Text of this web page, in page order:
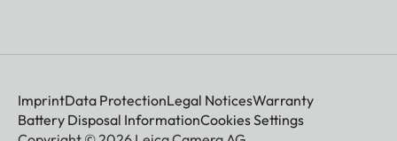
ImprintData ProtectionLegal NoticesWarranty
Battery Disposal InformationCookies Settings